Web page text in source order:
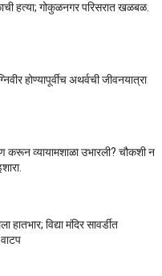
हत्या; गोकुळनगर परिसरात खळबळ.
होण्यापूर्वीच अथर्वची जीवनयात्रा
व्यायामशाळा उभारली? चौकशी न
हातभार; विद्या मंदिर सावर्डीत